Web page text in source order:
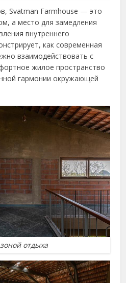
Svatman Farmhouse — это
а место для замедления
внутреннего
как современная
взаимодействовать с
жилое пространство
гармонии окружающей
отдыха